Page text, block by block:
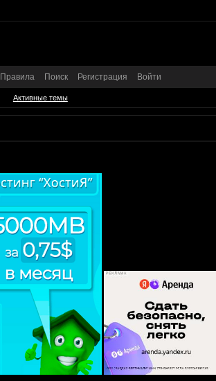
Правила Поиск Регистрация Войти
Активные темы